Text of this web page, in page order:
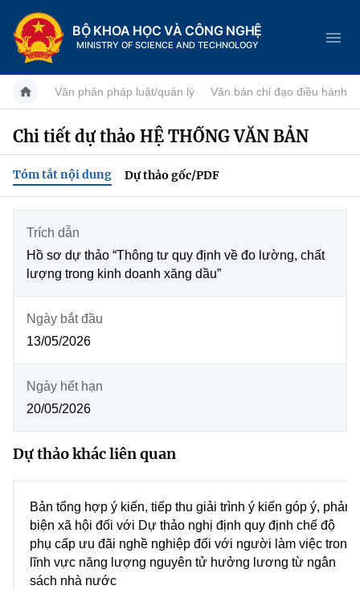
BỘ KHOA HỌC VÀ CÔNG NGHỆ
MINISTRY OF SCIENCE AND TECHNOLOGY
Danh mục
Trang chủ
Giới thiệu
Chức năng nhiệm vụ
Lịch sử phát triển
Sở Khoa học và Công nghệ
Tin tức sự kiện
Đổi mới sáng tạo
Chuyển đổi số
Sở hữu trí tuệ
Tiêu chuẩn, đo lường, chất lượng
Năng lượng nguyên tử
Tin tổng hợp
Dịch vụ công
Hệ thống văn bản
Văn bản chỉ đạo điều hành
Lấy ý kiến người dân về dự thảo VBQPPL
THỐNG KÊ
Khoa học và Công nghệ
Đổi mới sáng tạo
Chuyển đổi số
Bưu chính, Viễn thông
Multimedia
THƯ ĐIỆN TỬ
Khác
Videos
Infographic
Văn phản pháp luật/quản lý Văn bản chỉ đạo điều hành
Chi tiết dự thảo HỆ THỐNG VĂN BẢN
Tóm tắt nội dung Dự thảo gốc/PDF
Trích dẫn
Hồ sơ dự thảo “Thông tư quy định về đo lường, chất
lượng trong kinh doanh xăng dầu”
Ngày bắt đầu
13/05/2026
Ngày hết hạn
20/05/2026
Dự thảo khác liên quan
Bản tổng hợp ý kiến, tiếp thu giải trình ý kiến góp ý, phản
biện xã hội đối với Dự thảo nghị định quy định chế độ
phụ cấp ưu đãi nghề nghiệp đối với người làm việc trong
lĩnh vực năng lượng nguyên tử hưởng lương từ ngân
sách nhà nước